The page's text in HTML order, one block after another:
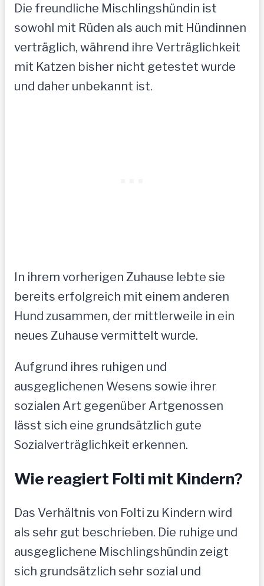
Die freundliche Mischlingshündin ist
sowohl mit Rüden als auch mit Hündinnen
verträglich, während ihre Verträglichkeit
mit Katzen bisher nicht getestet wurde
und daher unbekannt ist.
In ihrem vorherigen Zuhause lebte sie
bereits erfolgreich mit einem anderen
Hund zusammen, der mittlerweile in ein
neues Zuhause vermittelt wurde.
Aufgrund ihres ruhigen und
ausgeglichenen Wesens sowie ihrer
sozialen Art gegenüber Artgenossen
lässt sich eine grundsätzlich gute
Sozialverträglichkeit erkennen.
Wie reagiert Folti mit Kindern?
Das Verhältnis von Folti zu Kindern wird
als sehr gut beschrieben. Die ruhige und
ausgeglichene Mischlingshündin zeigt
sich grundsätzlich sehr sozial und